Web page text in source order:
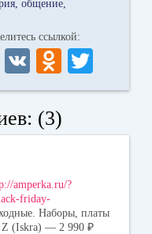
общение
ссылкой:
Fa
V
K
O
dn
la
ni
ki
wi
r
(3)
amperka.ru/?
friday-
Наборы, платы
Z (Iskra) — 2 990 ₽